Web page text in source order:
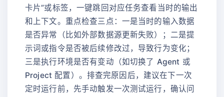
卡片”或标签，一键跳回对应任务查看当时的输出
和上下文。重点检查三点：一是当时的输入数据
是否异常（比如外部数据源更新失败）；二是提
示词或指令是否被后续修改过，导致行为变化；
三是执行环境是否有变动（如切换了 Agent 或
Project 配置）。排查完原因后，建议在下一次
定时运行前，先手动触发一次测试运行，确认问